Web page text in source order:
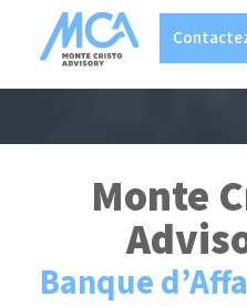
Monte
Banque